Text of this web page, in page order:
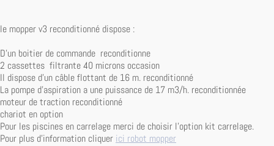
le mopper v3 reconditionné dispose :
D'un boitier de commande reconditionne
2 cassettes filtrante 40 microns occasion
Il dispose d'un câble flottant de 16 m. reconditionné
La pompe d'aspiration a une puissance de 17 m3/h. reconditionnée
moteur de traction reconditionné
chariot en option
Pour les piscines en carrelage merci de choisir l'option kit carrelage.
Pour plus d'information cliquer ici robot mopper